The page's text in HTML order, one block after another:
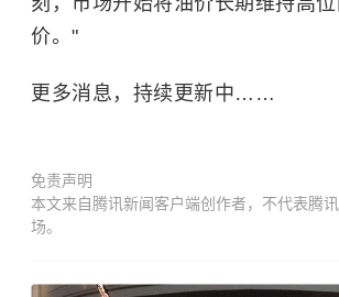
价。"
更多消息，持续更新中……
免责声明
本文来自腾讯新闻客户端创作者，不代表腾
场。